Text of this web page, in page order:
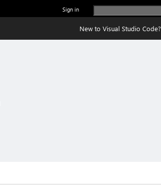
Sign in
New to Visual Studio Code?